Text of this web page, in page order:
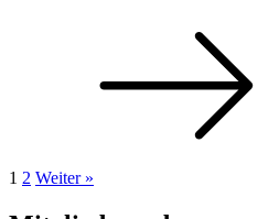
1 2 Weiter »